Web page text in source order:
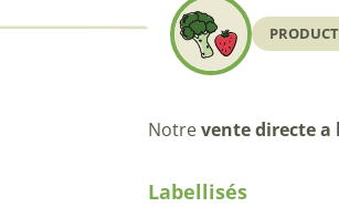
Notrevente directe a
Labellisés